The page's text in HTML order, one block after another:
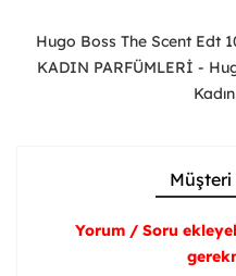
Hugo Boss The Scent Edt
KADIN PARFÜMLERİ -
Müşteri
Yorum / Soru